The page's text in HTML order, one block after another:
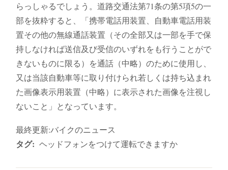
らっしゃるでしょう。道路交通法第71条の第5項5の一
部を抜粋すると、「携帯電話用装置、自動車電話用装
置その他の無線通話装置（その全部又は一部を手で保
持しなければ送信及び受信のいずれをも行うことがで
きないものに限る）を通話（中略）のために使用し、
又は当該自動車等に取り付けられ若しくは持ち込まれ
た画像表示用装置（中略）に表示された画像を注視し
ないこと」となっています。
最終更新:バイクのニュース
タグ: ヘッドフォンをつけて運転できますか